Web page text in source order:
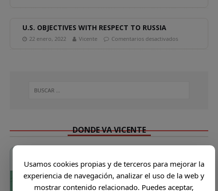
U.S. OBJECTIVES WITH RESPECT TO RUSSIA
22 enero, 2022 Vicente Comentarios desactivados
DONDE VA VICENTE
Usamos cookies propias y de terceros para mejorar la
experiencia de navegación, analizar el uso de la web y
mostrar contenido relacionado. Puedes aceptar,